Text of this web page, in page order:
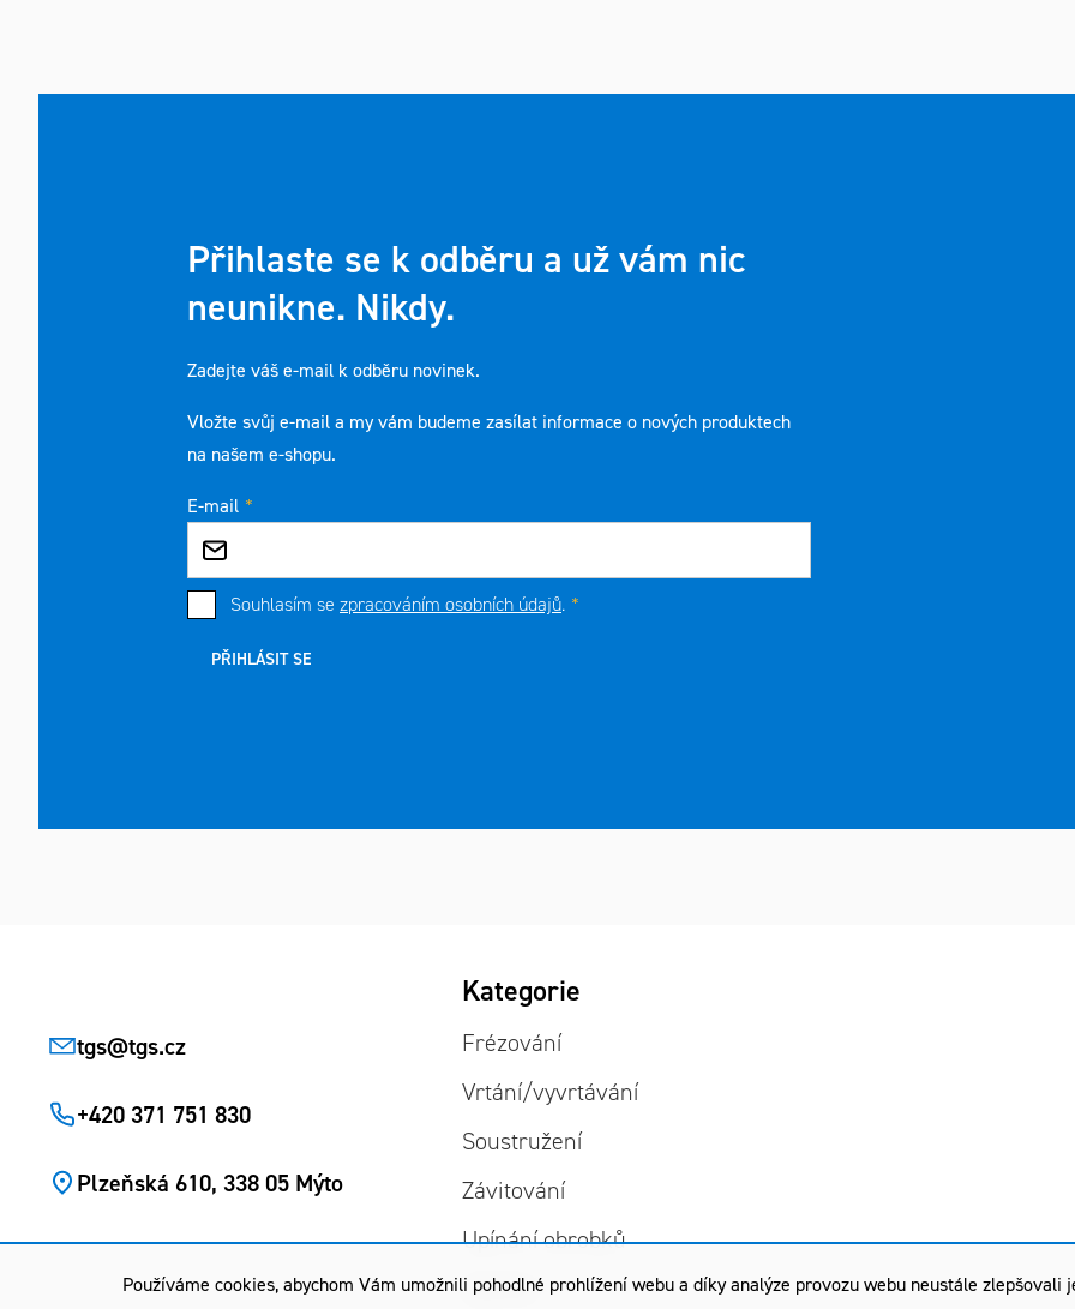
Používáme cookies, abychom Vám umožnili pohodlné prohlížení webu a díky analýze provozu webu neustále
Přihlaste se k odběru a už vám nic
neunikne. Nikdy.
Zadejte váš e-mail k odběru novinek.
Vložte svůj e-mail a my vám budeme zasílat informace o nových produktech
na našem e-shopu.
E-mail
Souhlasím se zpracováním osobních údajů.
PŘIHLÁSIT SE
tgs@tgs.cz
+420 371 751 830
Plzeňská 610, 338 05 Mýto
Přeskočit
kategorie
Kategorie
Frézování
Vrtání/vyvrtávání
Soustružení
Závitování
Upínání obrobků
Upínání